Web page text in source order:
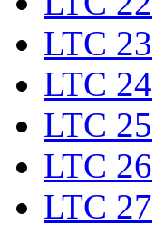
LTC 23
LTC 24
LTC 25
LTC 26
LTC 27